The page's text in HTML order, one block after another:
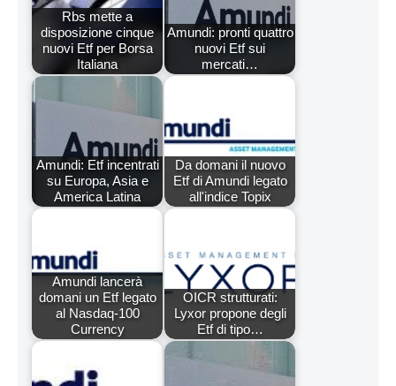
Rbs mette a
disposizione cinque
nuovi Etf per Borsa
Italiana
Amundi: pronti quattro
nuovi Etf sui
mercati…
Amundi: Etf incentrati
su Europa, Asia e
America Latina
Da domani il nuovo
Etf di Amundi legato
all'indice Topix
Amundi lancerà
domani un Etf legato
al Nasdaq-100
Currency
OICR strutturati:
Lyxor propone degli
Etf di tipo…